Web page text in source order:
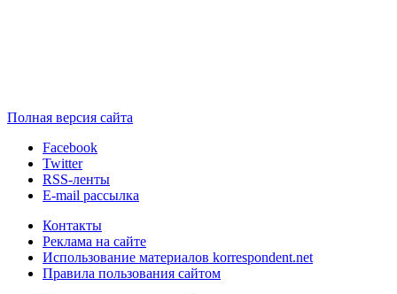
Полная версия сайта
Facebook
Twitter
RSS-ленты
E-mail рассылка
Контакты
Реклама на сайте
Использование материалов korrespondent.net
Правила пользования сайтом